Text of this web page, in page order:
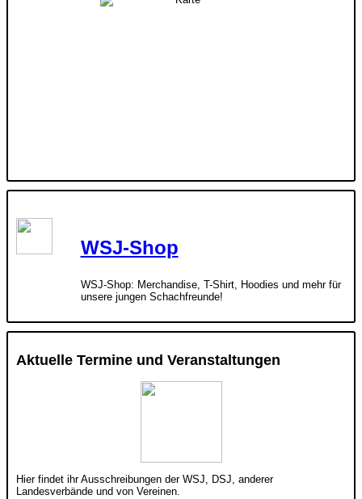
WSJ-Shop
WSJ-Shop: Merchandise, T-Shirt, Hoodies und mehr für
unsere jungen Schachfreunde!
Aktuelle Termine und Veranstaltungen
Hier findet ihr Ausschreibungen der WSJ, DSJ, anderer
Landesverbände und von Vereinen.